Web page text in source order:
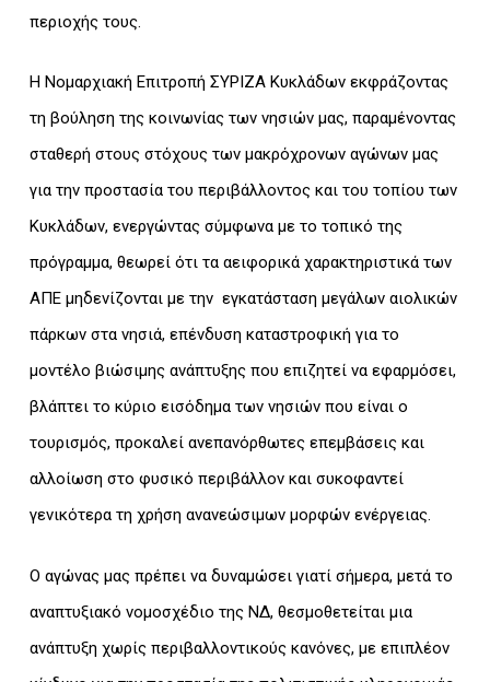
περιοχής τους.
Η Νομαρχιακή Επιτροπή ΣΥΡΙΖΑ Κυκλάδων εκφράζοντας
τη βούληση της κοινωνίας των νησιών μας, παραμένοντας
σταθερή στους στόχους των μακρόχρονων αγώνων μας
για την προστασία του περιβάλλοντος και του τοπίου των
Κυκλάδων, ενεργώντας σύμφωνα με το τοπικό της
πρόγραμμα, θεωρεί ότι τα αειφορικά χαρακτηριστικά των
ΑΠΕ μηδενίζονται με την εγκατάσταση μεγάλων αιολικών
πάρκων στα νησιά, επένδυση καταστροφική για το
μοντέλο βιώσιμης ανάπτυξης που επιζητεί να εφαρμόσει,
βλάπτει το κύριο εισόδημα των νησιών που είναι ο
τουρισμός, προκαλεί ανεπανόρθωτες επεμβάσεις και
αλλοίωση στο φυσικό περιβάλλον και συκοφαντεί
γενικότερα τη χρήση ανανεώσιμων μορφών ενέργειας.
Ο αγώνας μας πρέπει να δυναμώσει γιατί σήμερα, μετά το
αναπτυξιακό νομοσχέδιο της ΝΔ, θεσμοθετείται μια
ανάπτυξη χωρίς περιβαλλοντικούς κανόνες, με επιπλέον